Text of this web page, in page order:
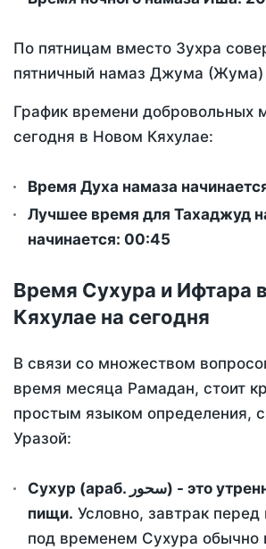
По пятницам вместо Зухра
пятничный намаз Джума (Жума)
График времени добровольных
сегодня в Новом Кяхулае:
Время Духа намаза
Лучшее время для Тахаджуд
начинается: 00:45
Время Сухура и Ифтара
Кяхулае на сегодня
В связи со множеством
время месяца Рамадан, стоит
простым языком определения,
Уразой:
Сухур (араб. سحور) - это утренний прием
пищи. Условно, завтрак
под временем Сухура обычно